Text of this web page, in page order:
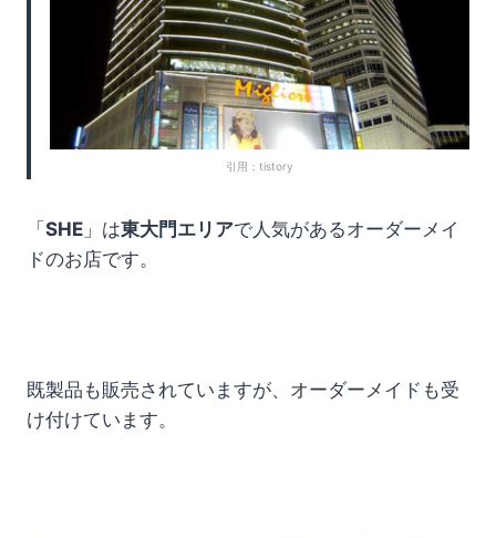
引用：tistory
「 SHE 」は東大門エリアで人気があるオーダーメイ
ドのお店です。
既製品も販売されていますが、オーダーメイドも受
け付けています。